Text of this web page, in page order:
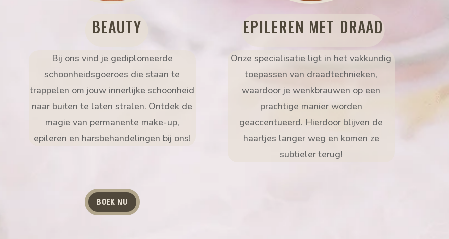
BEAUTY
Bij ons vind je gediplomeerde
schoonheidsgoeroes die staan te
trappelen om jouw innerlijke schoonheid
naar buiten te laten stralen. Ontdek de
magie van permanente make-up,
epileren en harsbehandelingen bij ons!
EPILEREN MET DRAAD
Onze specialisatie ligt in het vakkundig
toepassen van draadtechnieken,
waardoor je wenkbrauwen op een
prachtige manier worden
geaccentueerd. Hierdoor blijven de
haartjes langer weg en komen ze
subtieler terug!
BOEK NU